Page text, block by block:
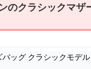
のクラシックマザ